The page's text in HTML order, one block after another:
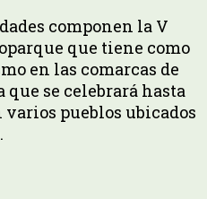
componen la V
que tiene como
en las comarcas de
se celebrará hasta
pueblos ubicados